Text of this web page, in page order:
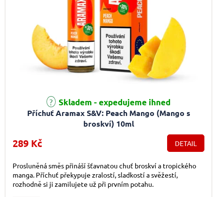
Příchuť Aramax S&V: Peach Mango (Mango s
broskví) 10ml
Skladem - expedujeme ihned
289 Kč DETAIL
Prosluněná směs přináší šťavnatou chuť broskví a tropického
manga. Příchuť překypuje zralostí, sladkostí a svěžestí,
rozhodně si ji zamilujete už při prvním potahu.